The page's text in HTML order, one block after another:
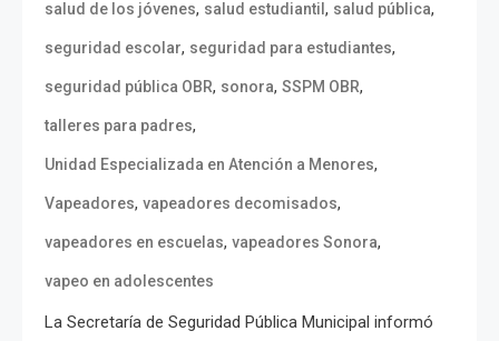
salud de los jóvenes, salud estudiantil , salud pública,
seguridad escolar, seguridad para estudiantes,
seguridad pública OBR, sonora, SSPM OBR,
talleres para padres,
Unidad Especializada en Atención a Menores,
Vapeadores, vapeadores decomisados,
vapeadores en escuelas, vapeadores Sonora,
vapeo en adolescentes
La Secretaría de Seguridad Pública Municipal informó